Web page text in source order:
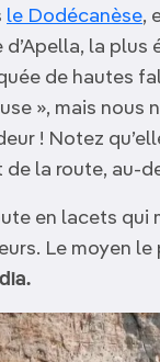
le Dodécanèse,
d’Apella, la
de hautes
», mais nous
! Notez
la route, au-
en lacets qui
Le moyen